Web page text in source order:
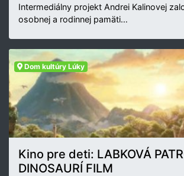
Intermediálny projekt Andrei Kalinovej
osobnej a rodinnej pamäti…
Dom kultúry Lúky
Kino pre deti: LABKOVÁ
DINOSAURÍ FILM